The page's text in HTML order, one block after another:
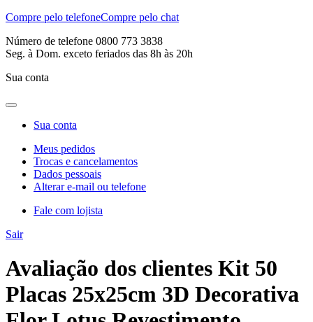
Compre pelo telefoneCompre pelo chat
Número de telefone 0800 773 3838
Seg. à Dom. exceto feriados das 8h às 20h
Sua conta
Sua conta
Meus pedidos
Trocas e cancelamentos
Dados pessoais
Alterar e-mail ou telefone
Fale com lojista
Sair
Avaliação dos clientes Kit 50
Placas 25x25cm 3D Decorativa